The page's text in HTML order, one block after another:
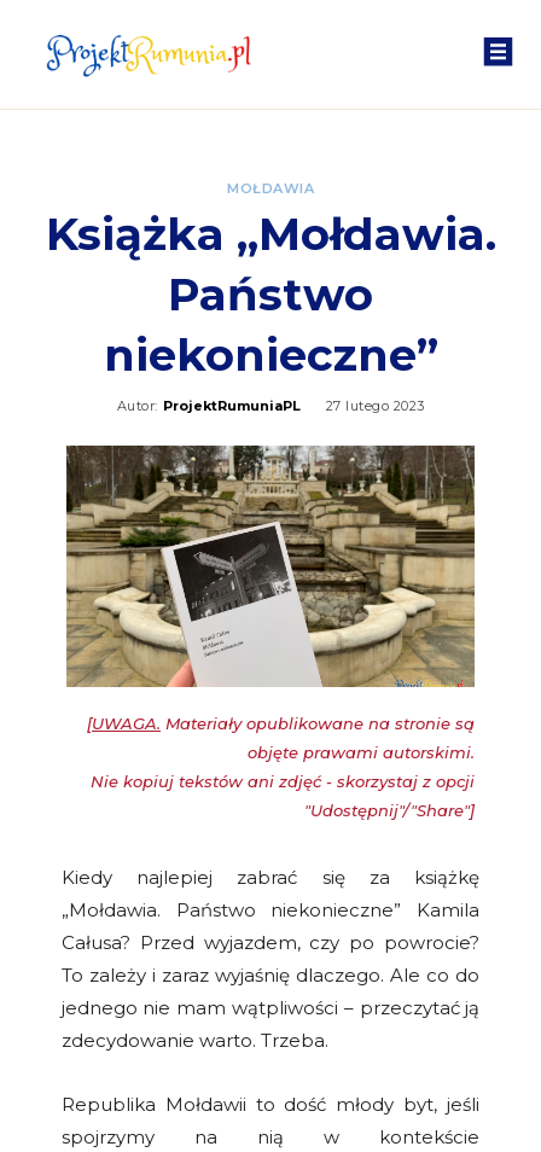
MOŁDAWIA
Książka „Mołdawia.
Państwo
niekonieczne”
Autor: ProjektRumuniaPL 27 lutego 2023
[UWAGA. Materiały opublikowane na stronie są
objęte prawami autorskimi.
Nie kopiuj tekstów ani zdjęć - skorzystaj z opcji
"Udostępnij"/"Share"]
Kiedy najlepiej zabrać się za książkę
„Mołdawia. Państwo niekonieczne” Kamila
Całusa? Przed wyjazdem, czy po powrocie?
To zależy i zaraz wyjaśnię dlaczego. Ale co do
jednego nie mam wątpliwości – przeczytać ją
zdecydowanie warto. Trzeba.
Republika Mołdawii to dość młody byt, jeśli
spojrzymy na nią w kontekście